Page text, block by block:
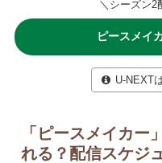
＼シーズン2
ピースメイ
U-NEXT
「ピースメイカー
れる？配信スケジ